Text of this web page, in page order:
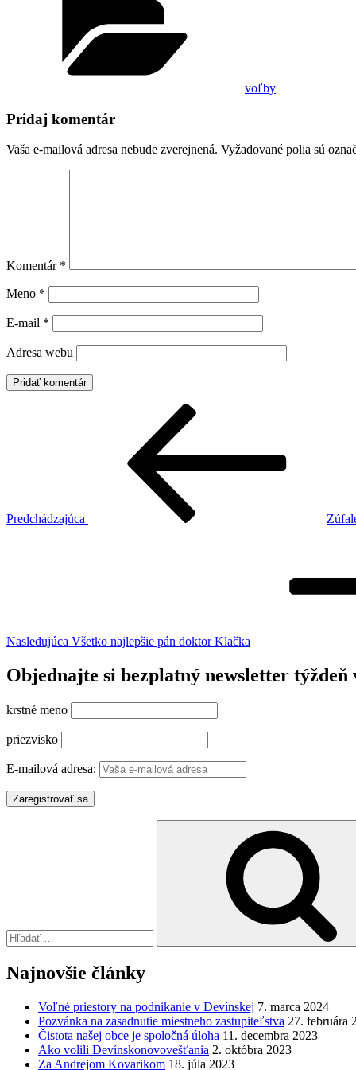
voľby
Pridaj komentár
Vaša e-mailová adresa nebude zverejnená. Vyžadované polia sú
Komentár *
Meno *
E-mail *
Adresa webu
Predchádzajúca
Nasledujúca Všetko najlepšie pán doktor Klačka
Objednajte si bezplatný newsletter týždeň
krstné meno
priezvisko
E-mailová adresa:
Najnovšie články
Voľné priestory na podnikanie v Devínskej 7. marca 2024
Pozvánka na zasadnutie miestneho zastupiteľstva 27. februára
Čistota našej obce je spoločná úloha 11. decembra 2023
Ako volili Devínskonovovešťania 2. októbra 2023
Za Andrejom Kovarikom 18. júla 2023